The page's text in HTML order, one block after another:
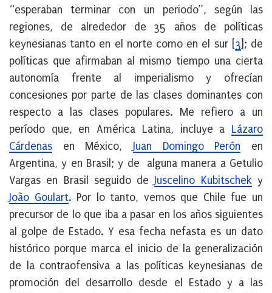
“esperaban terminar con un periodo”, según las
regiones, de alrededor de 35 años de políticas
keynesianas tanto en el norte como en el sur 3 ; de
políticas que afirmaban al mismo tiempo una cierta
autonomía frente al imperialismoy ofrecían
concesiones por parte de las clases dominantes con
respecto a las clases populares. Me refiero a un
período que, en América Latina, incluye a Lázaro
Cárdenas en México, Juan Domingo Perón en
Argentina, y en Brasil; y de alguna manera a Getulio
Vargas en Brasil seguido deJuscelino Kubitscheky
João Goulart. Por lo tanto, vemos que Chile fue un
precursor de lo que iba a pasar en los años siguientes
al golpe de Estado. Y esa fecha nefasta es un dato
histórico porque marca el inicio de la generalización
de la contraofensiva a las políticas keynesianas de
promoción del desarrollo desde el Estado y a las